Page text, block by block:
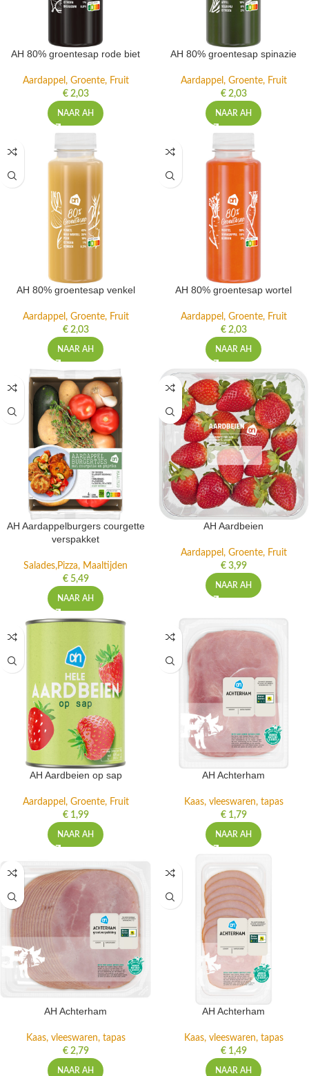
AH 80% groentesap rode biet
Aardappel, Groente, Fruit
€2,03
NAAR AH
AH 80% groentesap spinazie
Aardappel, Groente, Fruit
€2,03
NAAR AH
AH 80% groentesap venkel
Aardappel, Groente, Fruit
€2,03
NAAR AH
AH 80% groentesap wortel
Aardappel, Groente, Fruit
€2,03
NAAR AH
AH Aardappelburgers courgette
verspakket
Salades,Pizza, Maaltijden
€5,49
NAAR AH
AH Aardbeien
Aardappel, Groente, Fruit
€3,99
NAAR AH
AH Aardbeien op sap
Aardappel, Groente, Fruit
€1,99
NAAR AH
AH Achterham
Kaas, vleeswaren, tapas
€1,79
NAAR AH
AH Achterham
Kaas, vleeswaren, tapas
€2,79
NAAR AH
AH Achterham
Kaas, vleeswaren, tapas
€1,49
NAAR AH